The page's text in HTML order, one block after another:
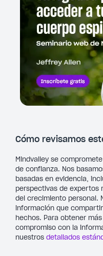
Cómo revisamos
Mindvalley se
de confianza. Nos
basadas en evidencia,
perspectivas de expertos
del crecimiento personal.
información que
hechos. Para obtener
compromiso con la
nuestros detallados